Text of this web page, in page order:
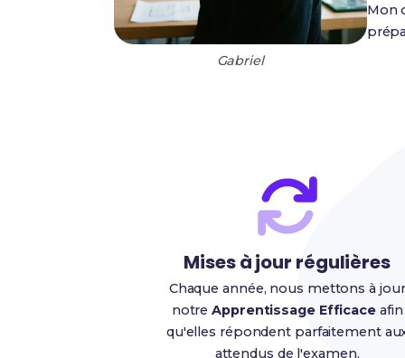
Gabriel
Mon
Mises à jour régulières
Chaque année, nous mettons à jour
notreApprentissage Efficaceafin
qu'elles répondent parfaitement
attendus de l'examen.